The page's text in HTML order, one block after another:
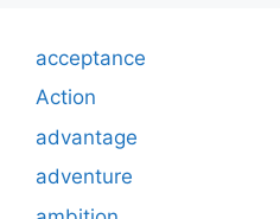
acceptance
Action
advantage
adventure